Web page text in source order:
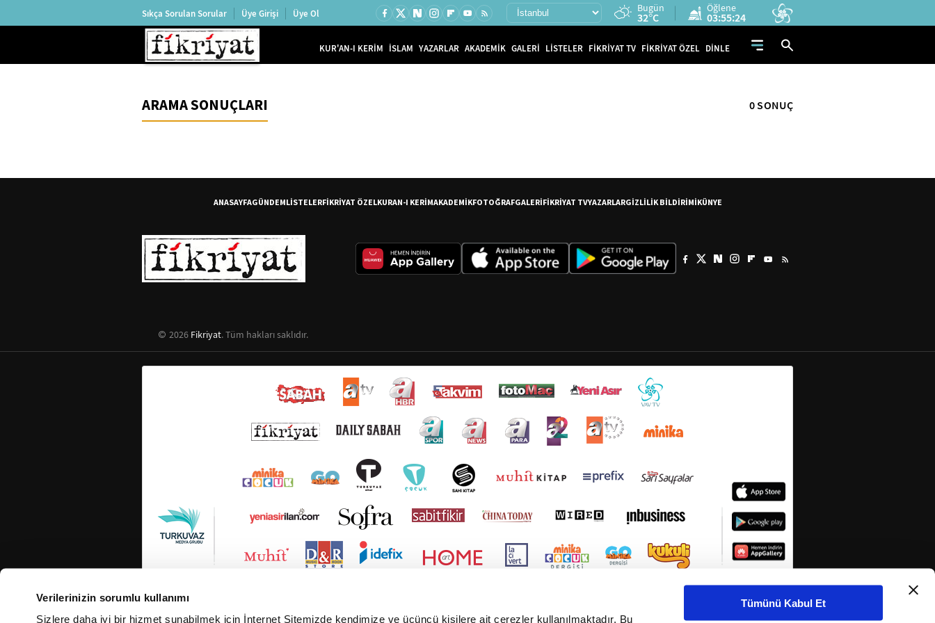
Verilerinizin sorumlu kullanımı
Sizlere daha iyi bir hizmet sunabilmek için İnternet Sitemizde kendimize ve üçüncü kişilere ait çerezler kullanılmaktadır. Bu
Tümünü Kabul Et
Sıkça Sorulan Sorular Üye Girişi Üye Ol Bugün
32°C
Öğlene
03:55:23
KUR'AN-I KERİM İSLAM YAZARLAR AKADEMİK GALERİ LİSTELER FİKRİYAT TV FİKRİYAT ÖZEL DİNLE
ARAMA SONUÇLARI 0 SONUÇ
ANASAYFAGÜNDEMLİSTELERFİKRİYAT ÖZELKURAN-I KERİMAKADEMİKFOTOĞRAFGALERİFİKRİYAT TVYAZARLARGİZLİLİK BİLDİRİMİKÜNYE
2026 Fikriyat. Tüm hakları saklıdır.